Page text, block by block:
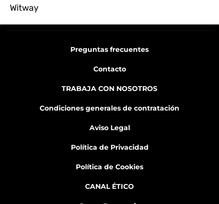
Witway
Preguntas frecuentes
Contacto
TRABAJA CON NOSOTROS
Condiciones generales de contratación
Aviso Legal
Política de Privacidad
Política de Cookies
CANAL ÉTICO